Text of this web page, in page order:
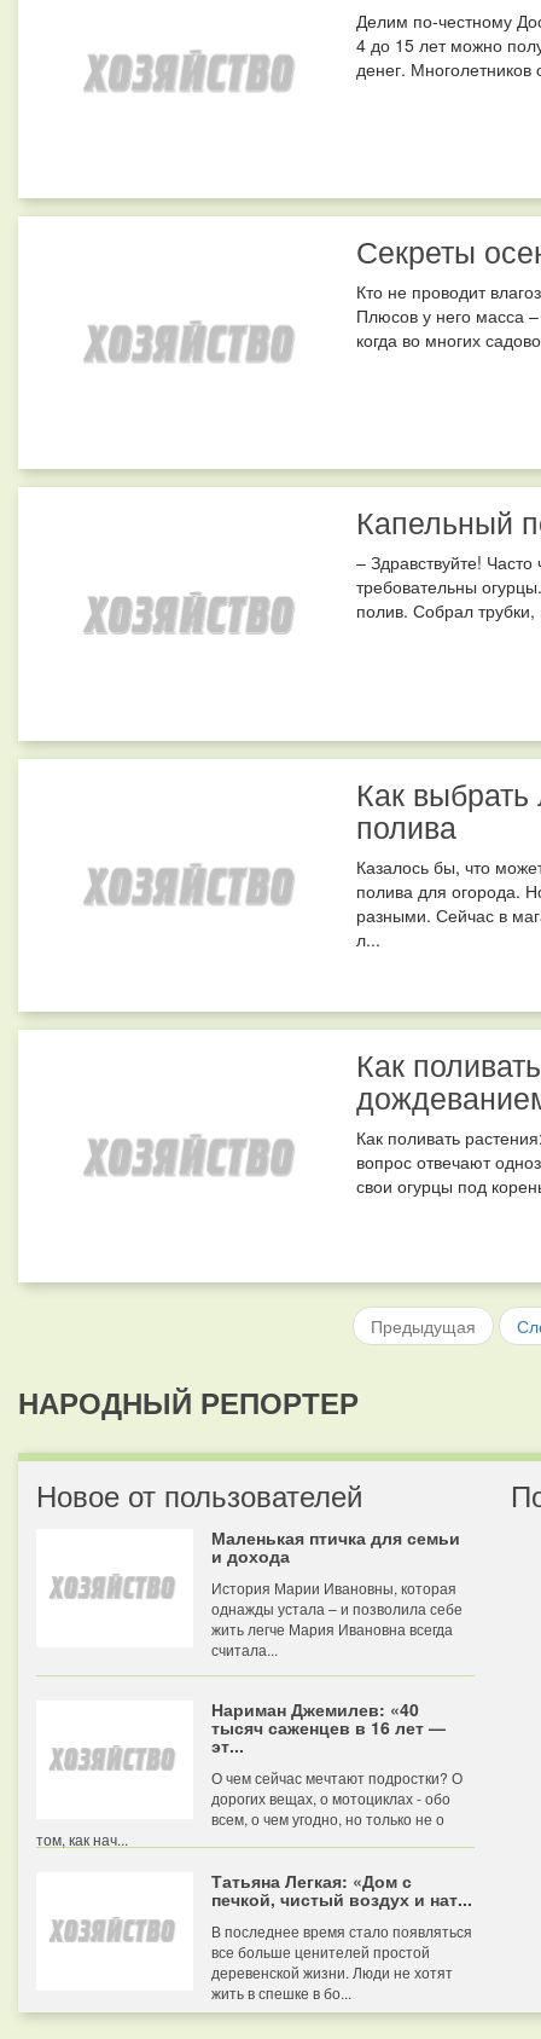
Делим по-честному
4 до 15 лет можно
денег.
Секреты
Кто не проводит
Плюсов у него масса
когда во многих
Капельный
– Здравствуйте!
требовательны
полив. Собрал
Как
полива
Казалось бы, что
полива для огорода.
разными. Сейчас в
л...
Как
Как поливать
вопрос отвечают
свои огурцы под
Предыдущая
НАРОДНЫЙ РЕПОРТЕР
Новое от пользователей
Маленькая птичка для семьи
и дохода
История Марии Ивановны, которая
однажды устала – и позволила себе
жить легче Мария Ивановна всегда
считала...
Нариман Джемилев: «40
тысяч саженцев в 16 лет —
эт...
О чем сейчас мечтают подростки? О
дорогих вещах, о мотоциклах - обо
всем, о чем угодно, но только не о
том, как нач...
Татьяна Легкая: «Дом с
печкой, чистый воздух и нат...
В последнее время стало появляться
все больше ценителей простой
деревенской жизни. Люди не хотят
жить в спешке в бо...